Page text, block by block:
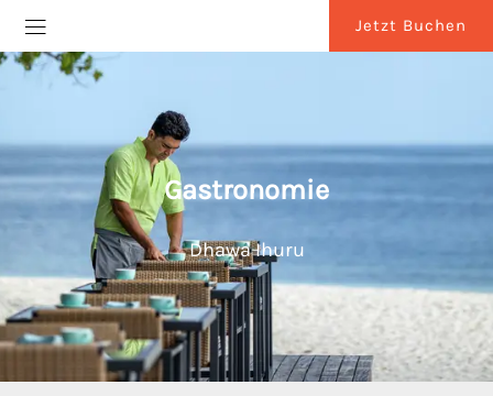
Jetzt Buchen
Gastronomie
Dhawa Ihuru